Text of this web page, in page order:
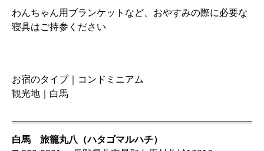
わんちゃん用ブランケットなど、おやすみの際に必要な
寝具はご持参ください
お宿のタイプ｜コンドミニアム
観光地｜白馬
白馬 旅籠丸八（ハタゴマルハチ）